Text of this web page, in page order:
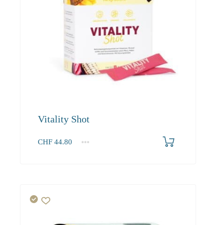
Vitality Shot
CHF 44.80
1 2-3
4+